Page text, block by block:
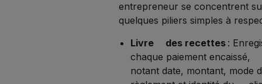
entrepreneur se concentrent
quelques piliers simples à
Livre des recettes:
chaque paiement
notant date, montant, mode